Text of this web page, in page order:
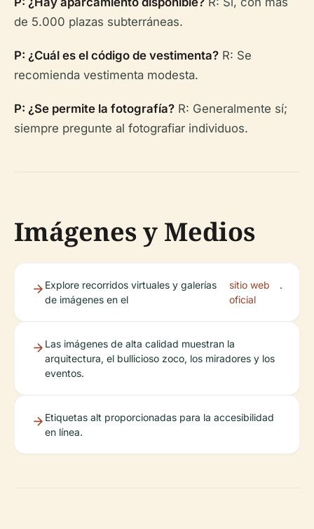
de 5.000 plazas subterráneas.
P: ¿Cuál es el código de vestimenta? R: Se
recomienda vestimenta modesta.
P: ¿Se permite la fotografía? R: Generalmente sí;
siempre pregunte al fotografiar individuos.
Imágenes y Medios
Explore recorridos virtuales y galerías
de imágenes en el
sitio web
oficial
.
Las imágenes de alta calidad muestran la
arquitectura, el bullicioso zoco, los miradores y los
eventos.
Etiquetas alt proporcionadas para la accesibilidad
en línea.